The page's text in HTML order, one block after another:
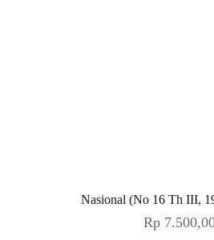
Nasional (No 16 Th III,
Rp